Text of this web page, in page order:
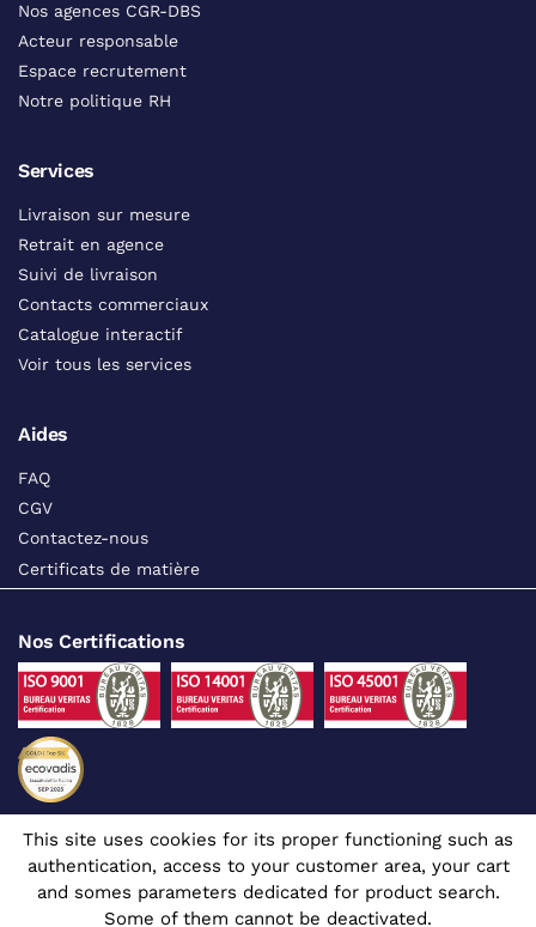
Nos agences CGR-DBS
Acteur responsable
Espace recrutement
Notre politique RH
Services
Livraison sur mesure
Retrait en agence
Suivi de livraison
Contacts commerciaux
Catalogue interactif
Voir tous les services
Aides
FAQ
CGV
Contactez-nous
Certificats de matière
Nos Certifications
Suivez-nous sur les réseaux sociaux
This site uses cookies for its proper functioning such as
authentication, access to your customer area, your cart
and somes parameters dedicated for product search.
Some of them cannot be deactivated.